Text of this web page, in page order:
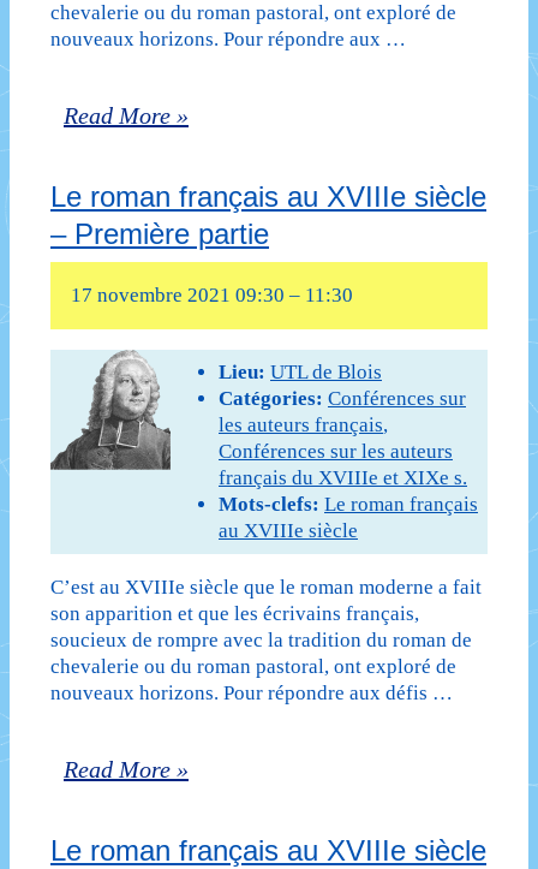
sanitaire)
chevalerie ou du roman pastoral, ont exploré de
nouveaux horizons. Pour répondre aux …
Le
français
au
XVIIIe
siècle
deuxième
partie
en
raison
de
situation
Read More »
Le roman français au XVIIIe siècle
– Première partie
17 novembre 2021 09:30 – 11:30
Lieu: UTL de Blois
Catégories: Conférences sur
les auteurs français,
Conférences sur les auteurs
français du XVIIIe et XIXe s.
Mots-clefs: Le roman français
au XVIIIe siècle
C’est au XVIIIe siècle que le roman moderne a fait
son apparition et que les écrivains français,
soucieux de rompre avec la tradition du roman de
chevalerie ou du roman pastoral, ont exploré de
nouveaux horizons. Pour répondre aux défis …
Le
français
Read More »
Le roman français au XVIIIe siècle